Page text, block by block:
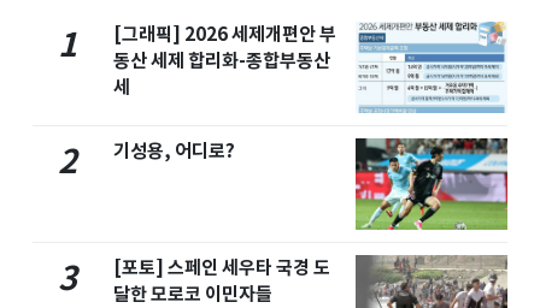
1
[그래픽] 2026 세제개편안 부
동산 세제 합리화-종합부동산
세
2 기성용, 어디로?
3
[포토] 스페인 세우타 국경 도
달한 모로코 이민자들